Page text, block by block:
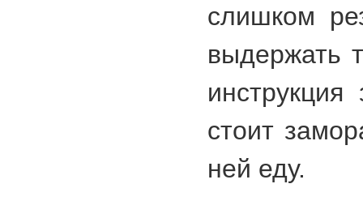
слишком
выдержать
стоит
ней еду.